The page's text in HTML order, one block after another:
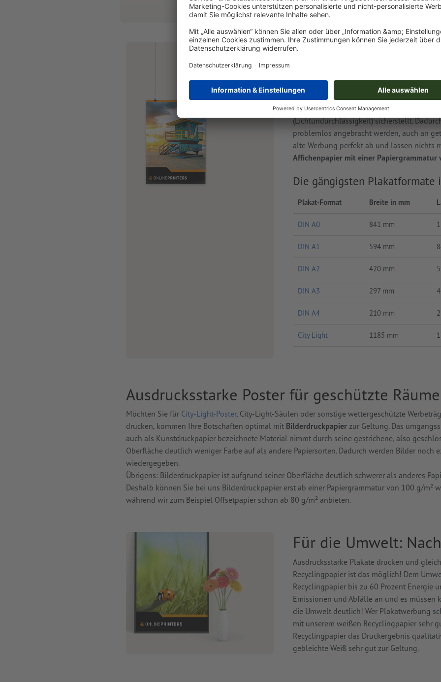
Hervorragend 72 Bewertungen
Plakate drucken,
Außenwerbung auf allen Hinter- und
folienbeschichtetem Allwetter-Karton oder
wetterbeständig und besonders reißfest
(Lichtundurchlässigkeit) sicherstellt.
problemlos angebracht werden, auch an
alte Werbung perfekt ab und lassen nichts
Affichenpapier mit einer Papiergrammatur
Die gängigsten Plakatformate
Plakat-Format Breite in mm
DIN A0 841 mm
DIN A1 594 mm
DIN A2 420 mm
DIN A3 297 mm
DIN A4 210 mm
City Light 1185 mm
Ausdrucksstarke Poster für geschützte Räume
Möchten Sie für City-Light-Poster, City-Light-Säulen oder sonstige wettergeschützte
drucken, kommen Ihre Botschaften optimal mit Bilderdruckpapier zur Geltung. Das
auch als Kunstdruckpapier bezeichnete Material nimmt durch seine gestrichene, also
Oberfläche deutlich weniger Farbe auf als andere Papiersorten. Dadurch werden Bilder noch
wiedergegeben.
Übrigens: Bilderdruckpapier ist aufgrund seiner Oberfläche deutlich schwerer als anderes
Deshalb können Sie bei uns Bilderdruckpapier erst ab einer Papiergrammatur von 100 g/m²
während wir zum Beispiel Offsetpapier schon ab 80 g/m² anbieten.
Für die Umwelt:
Ausdrucksstarke Plakate drucken und
Recyclingpapier ist das möglich! Dem
Recyclingpapier bis zu 60 Prozent Energie
Emissionen und Abfälle an und es müssen
die Umwelt deutlich! Wer Plakatwerbung
mit unserem weißen Recyclingpapier sehr
Recyclingpapier das Druckergebnis
gebleichte Weiß sehr gut zur Geltung.